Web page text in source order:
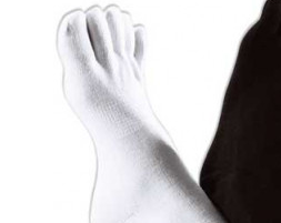
Briller «Team
Morsomme briller til